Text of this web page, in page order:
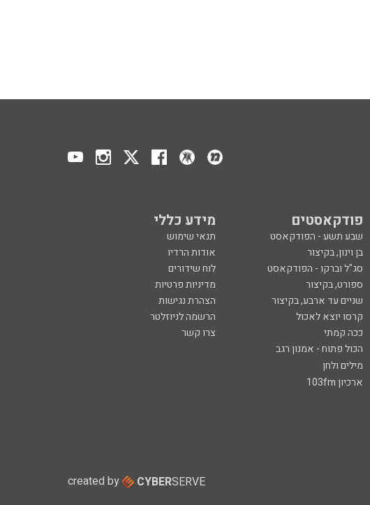
פודקאסטים מידע כללי
שבע תשע - הפודקאסט
תנאי שימוש
בן וינון, בקיצור
אודות הרדיו
סג"ל וברקו - הפודקאסט
לוח שידורים
ספורט, בקיצור
מדיניות פרטיות
שניים עד ארבע, בקיצור
הצהרת נגישות
קרסו יוצא לאכול
הרשמה לניוזלטר
ככה קמתי
צרו קשר
הכול פתוח - אמנון רגב
מילים ולחן
ארכיון 103fm
created by CYBERSERVE